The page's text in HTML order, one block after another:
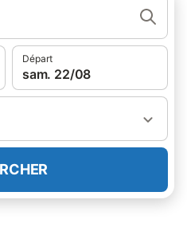
Départ
sam. 22/08